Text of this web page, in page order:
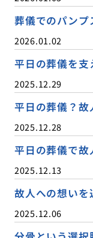
葬儀でのパン
2026.01.02
平日の葬儀を支
2025.12.29
平日の葬儀？
2025.12.28
平日の葬儀で故
2025.12.13
故人への想い
2025.12.06